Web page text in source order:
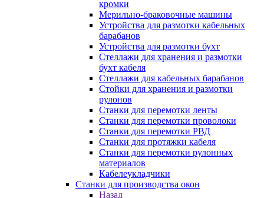
кромки
Мерильно-браковочные машины
Устройства для размотки кабельных
барабанов
Устройства для размотки бухт
Стеллажи для хранения и размотки
бухт кабеля
Стеллажи для кабельных барабанов
Стойки для хранения и размотки
рулонов
Станки для перемотки ленты
Станки для перемотки проволоки
Станки для перемотки РВД
Станки для протяжки кабеля
Станки для перемотки рулонных
материалов
Кабелеукладчики
Станки для производства окон
Назад